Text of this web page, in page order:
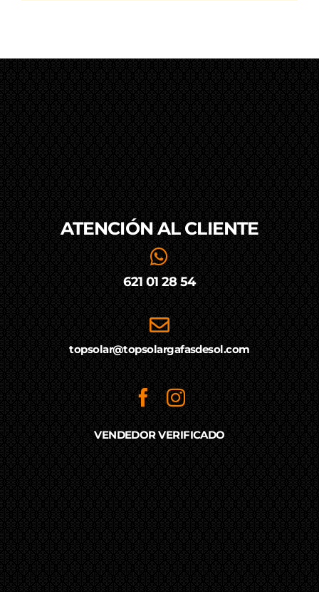
ATENCIÓN AL CLIENTE
621 01 28 54
topsolar@topsolargafasdesol.com
VENDEDOR VERIFICADO